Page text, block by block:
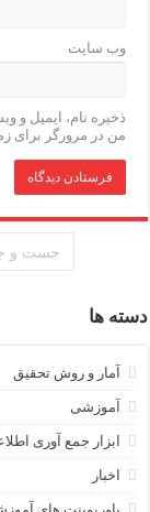
وب‌ سایت
ذخیره نام، ایمیل و
من در مرورگر برای
دسته ها
آمار و روش تحقیق
آموزشی
ابزار جمع آوری
اخبار